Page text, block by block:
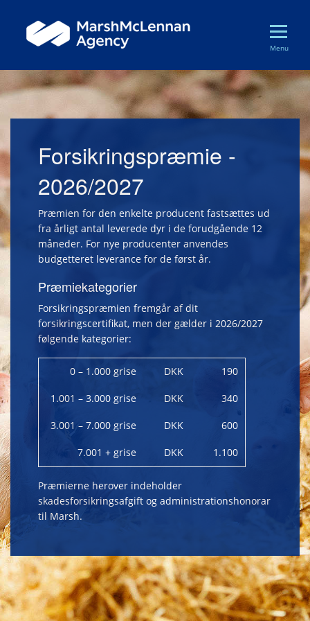
Menu
FORSIDEN
KØB FORSIKRING
KONTAKT OS
PRÆMIE
Forsikringspræmie -
2026/2027
Præmien for den enkelte producent fastsættes ud
fra årligt antal leverede dyr i de forudgående 12
måneder. For nye producenter anvendes
budgetteret leverance for de først år.
Præmiekategorier
Forsikringspræmien fremgår af dit
forsikringscertifikat, men der gælder i 2026/2027
følgende kategorier:
0 – 1.000 grise DKK 190
1.001 – 3.000 grise DKK 340
3.001 – 7.000 grise DKK 600
7.001 + grise DKK 1.100
Præmierne herover indeholder
skadesforsikringsafgift og administrationshonorar
til Marsh.